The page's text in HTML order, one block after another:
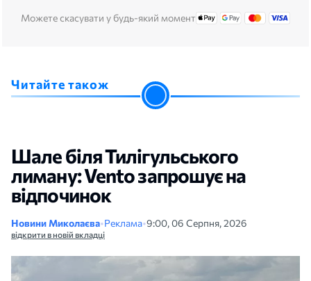
Можете скасувати у будь-який момент
Читайте також
Шале біля Тилігульського
лиману: Vento запрошує на
відпочинок
Новини Миколаєва•Реклама•9:00, 06 Серпня, 2026
відкрити в новій вкладці